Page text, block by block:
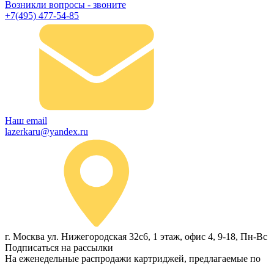
Возникли вопросы - звоните
+7(495) 477-54-85
Наш email
lazerkaru@yandex.ru
г. Москва ул. Нижегородская 32с6, 1 этаж, офис 4, 9-18, Пн-Вс
Подписаться на рассылки
На еженедельные распродажи картриджей, предлагаемые по